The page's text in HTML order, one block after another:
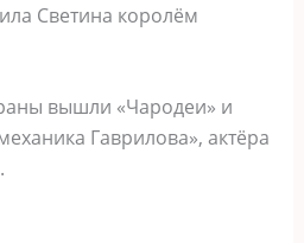
Светина королём
вышли «Чародеи» и
Гаврилова», актёра